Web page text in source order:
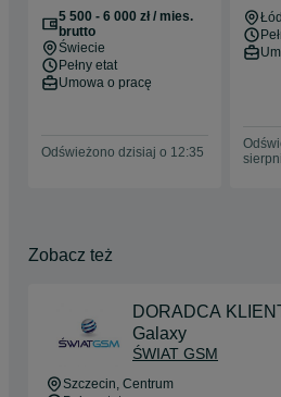
[Świecie]
5 500 - 6 000 zł / mies.
brutto
Świecie
Pełny etat
Umowa o pracę
Odświeżono dzisiaj o 12:35
Zobacz też
DORADCA
Galaxy
ŚWIAT GSM
Szczecin, Centrum